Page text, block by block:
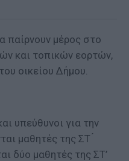
παίρνουν μέρος στο
και τοπικών εορτών,
οικείου Δήμου.
υπεύθυνοι για την
μαθητές της ΣΤ
δύο μαθητές της ΣΤ’